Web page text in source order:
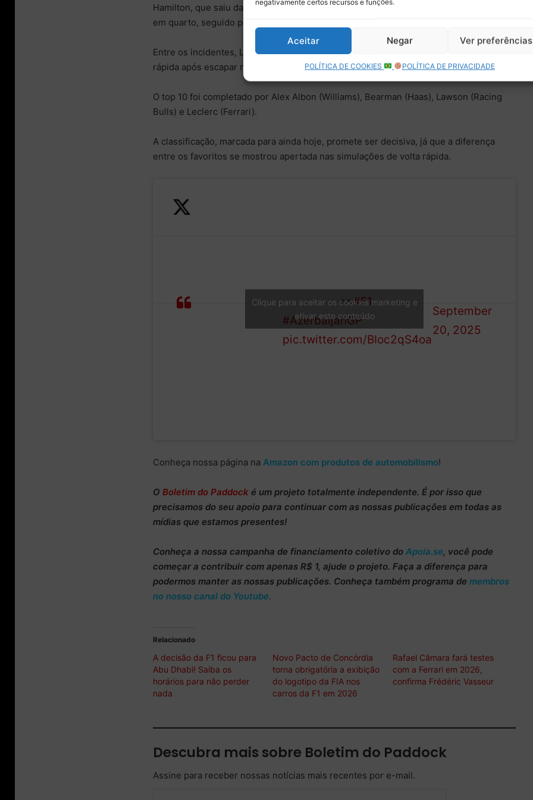
negativamente certos recursos e funções.
Aceitar Negar Ver preferências
POLÍTICA DE COOKIES POLÍTICA DE PRIVACIDADE
Hamilton, que saiu da pista na Curva 3 no início, conseguiu se recuperar e terminou
em quarto, seguido pelas Mercedes de Kimi Antonelli e George Russell.
Entre os incidentes, Liam Lawson rodou na Curva 16 e Piastri abortou uma volta
rápida após escapar na Curva 4, mas ainda garantiu o terceiro tempo.
O top 10 foi completado por Alex Albon (Williams), Bearman (Haas), Lawson (Racing
Bulls) e Leclerc (Ferrari).
A classificação, marcada para ainda hoje, promete ser decisiva, já que a diferença
entre os favoritos se mostrou apertada nas simulações de volta rápida.
CLASSIFICATION
far behind
#F1
#AzerbaijanGP
pic.twitter.com/BIoc2qS4oa
September
20, 2025
Clique para aceitar os cookies marketing e
ativar este conteúdo
Conheça nossa página na Amazon com produtos de automobilismo!
O Boletim do Paddock é um projeto totalmente independente. É por isso que
precisamos do seu apoio para continuar com as nossas publicações em todas as
mídias que estamos presentes!
Conheça a nossa campanha de financiamento coletivo do Apoia.se, você pode
começar a contribuir com apenas R$ 1, ajude o projeto. Faça a diferença para
podermos manter as nossas publicações. Conheça também programa de membros
no nosso canal do Youtube.
Relacionado
A decisão da F1 ficou para
Abu Dhabi! Saiba os
horários para não perder
nada
Novo Pacto de Concórdia
torna obrigatória a exibição
do logotipo da FIA nos
carros da F1 em 2026
Rafael Câmara fará testes
com a Ferrari em 2026,
confirma Frédéric Vasseur
Descubra mais sobre Boletim do Paddock
Assine para receber nossas notícias mais recentes por e-mail.